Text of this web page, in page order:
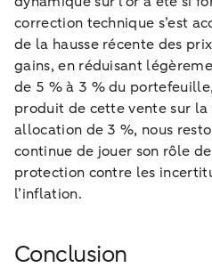
correction technique s’est
de la hausse récente des
gains, en réduisant
de 5 % à 3 % du
produit de cette vente sur la
allocation de 3 %, nous
continue de jouer son rôle
protection contre les
l’inflation.
Conclusion